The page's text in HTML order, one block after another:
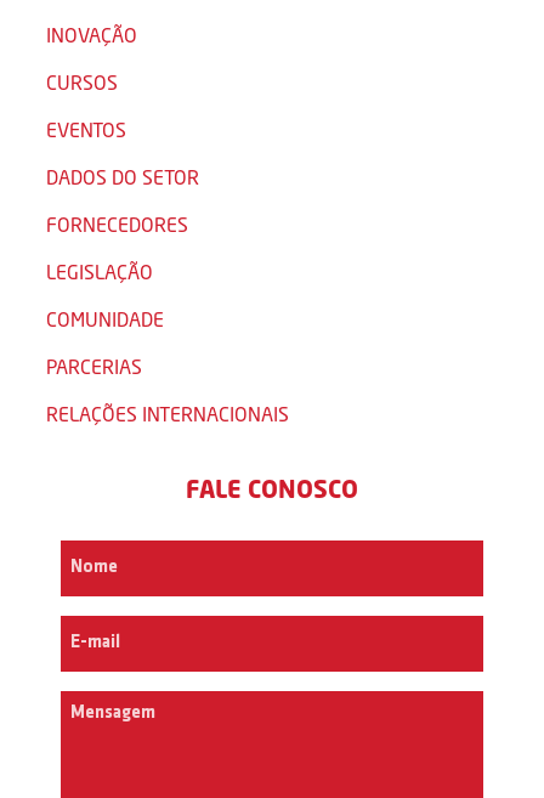
INOVAÇÃO
CURSOS
EVENTOS
DADOS DO SETOR
FORNECEDORES
LEGISLAÇÃO
COMUNIDADE
PARCERIAS
RELAÇÕES INTERNACIONAIS
FALE CONOSCO